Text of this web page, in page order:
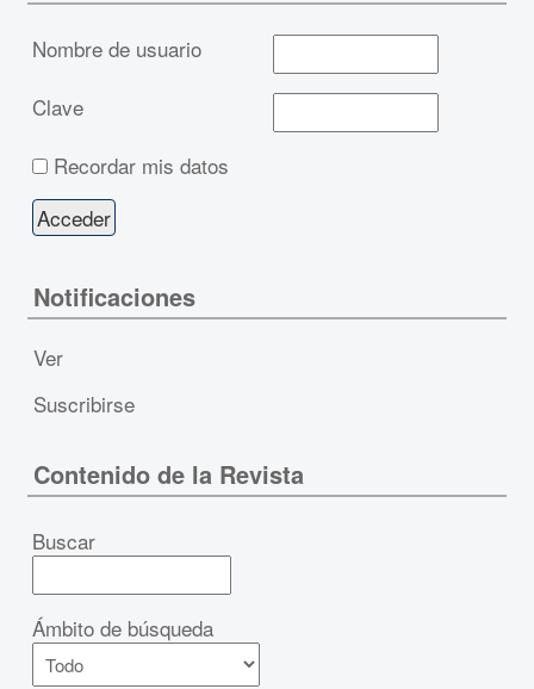
Nombre de usuario
Clave
Recordar mis datos
Notificaciones
Ver
Suscribirse
Contenido de la Revista
Buscar
Ámbito de búsqueda